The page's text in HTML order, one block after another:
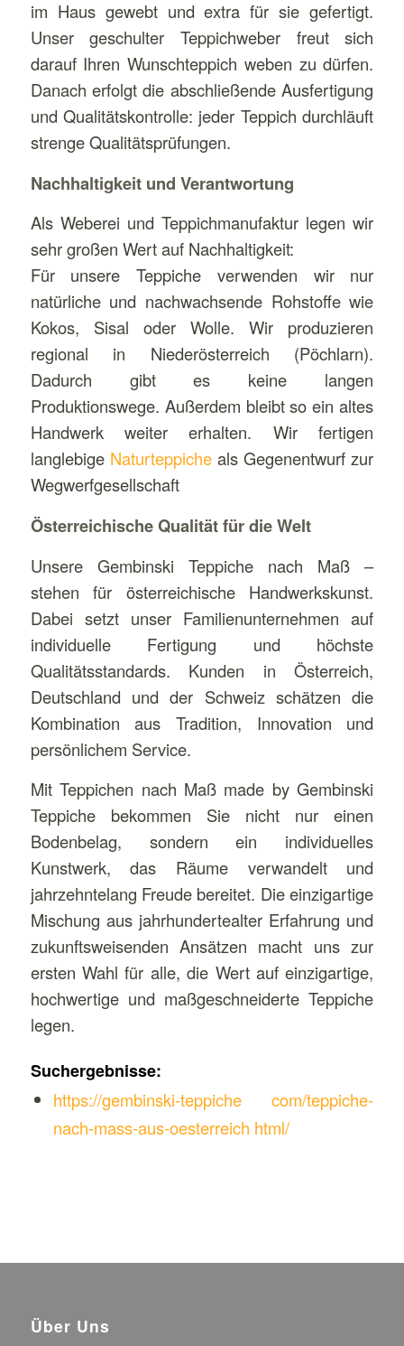
im Haus gewebt und extra für sie gefertigt.
Unser geschulter Teppichweber freut sich
darauf Ihren Wunschteppich weben zu dürfen.
Danach erfolgt die abschließende Ausfertigung
und Qualitätskontrolle: jeder Teppich durchläuft
strenge Qualitätsprüfungen.
Nachhaltigkeit und Verantwortung
Als Weberei und Teppichmanufaktur legen wir
sehr großen Wert auf Nachhaltigkeit:
Für unsere Teppiche verwenden wir nur
natürliche und nachwachsende Rohstoffe wie
Kokos, Sisal oder Wolle. Wir produzieren
regional in Niederösterreich (Pöchlarn).
Dadurch gibt es keine langen
Produktionswege. Außerdem bleibt so ein altes
Handwerk weiter erhalten. Wir fertigen
langlebige Naturteppicheals Gegenentwurf zur
Wegwerfgesellschaft
Österreichische Qualität für die Welt
Unsere Gembinski Teppiche nach Maß –
stehen für österreichische Handwerkskunst.
Dabei setzt unser Familienunternehmen auf
individuelle Fertigung und höchste
Qualitätsstandards. Kunden in Österreich,
Deutschland und der Schweiz schätzen die
Kombination aus Tradition, Innovation und
persönlichem Service.
Mit Teppichen nach Maß made by Gembinski
Teppiche bekommen Sie nicht nur einen
Bodenbelag, sondern ein individuelles
Kunstwerk, das Räume verwandelt und
jahrzehntelang Freude bereitet. Die einzigartige
Mischung aus jahrhundertealter Erfahrung und
zukunftsweisenden Ansätzen macht uns zur
ersten Wahl für alle, die Wert auf einzigartige,
hochwertige und maßgeschneiderte Teppiche
legen.
Suchergebnisse:
https://gembinski-teppiche com/teppiche-
nach-mass-aus-oesterreich html/
Über Uns